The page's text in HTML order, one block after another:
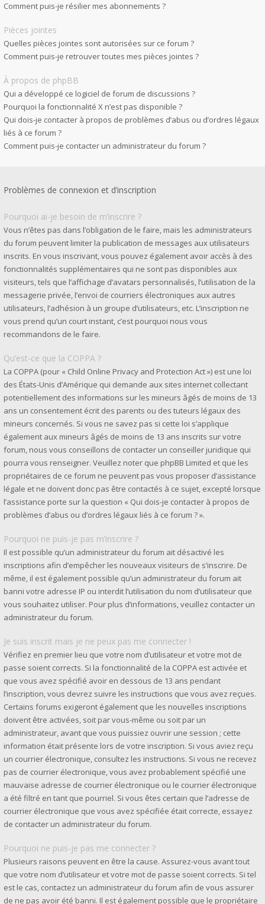
Comment puis-je résilier mes abonnements ?
Pièces jointes
Quelles pièces jointes sont autorisées sur ce forum ?
Comment puis-je retrouver toutes mes pièces jointes ?
À propos de phpBB
Qui a développé ce logiciel de forum de discussions ?
Pourquoi la fonctionnalité X n’est pas disponible ?
Qui dois-je contacter à propos de problèmes d’abus ou d’ordres légaux
liés à ce forum ?
Comment puis-je contacter un administrateur du forum ?
Problèmes de connexion et d’inscription
Pourquoi ai-je besoin de m’inscrire ?
Vous n’êtes pas dans l’obligation de le faire, mais les administrateurs
du forum peuvent limiter la publication de messages aux utilisateurs
inscrits. En vous inscrivant, vous pouvez également avoir accès à des
fonctionnalités supplémentaires qui ne sont pas disponibles aux
visiteurs, tels que l’affichage d’avatars personnalisés, l’utilisation de la
messagerie privée, l’envoi de courriers électroniques aux autres
utilisateurs, l’adhésion à un groupe d’utilisateurs, etc. L’inscription ne
vous prend qu’un court instant, c’est pourquoi nous vous
recommandons de le faire.
Qu’est-ce que la COPPA ?
La COPPA (pour « Child Online Privacy and Protection Act ») est une loi
des États-Unis d’Amérique qui demande aux sites internet collectant
potentiellement des informations sur les mineurs âgés de moins de 13
ans un consentement écrit des parents ou des tuteurs légaux des
mineurs concernés. Si vous ne savez pas si cette loi s’applique
également aux mineurs âgés de moins de 13 ans inscrits sur votre
forum, nous vous conseillons de contacter un conseiller juridique qui
pourra vous renseigner. Veuillez noter que phpBB Limited et que les
propriétaires de ce forum ne peuvent pas vous proposer d’assistance
légale et ne doivent donc pas être contactés à ce sujet, excepté lorsque
l’assistance porte sur la question « Qui dois-je contacter à propos de
problèmes d’abus ou d’ordres légaux liés à ce forum ? ».
Pourquoi ne puis-je pas m’inscrire ?
Il est possible qu’un administrateur du forum ait désactivé les
inscriptions afin d’empêcher les nouveaux visiteurs de s’inscrire. De
même, il est également possible qu’un administrateur du forum ait
banni votre adresse IP ou interdit l’utilisation du nom d’utilisateur que
vous souhaitez utiliser. Pour plus d’informations, veuillez contacter un
administrateur du forum.
Je suis inscrit mais je ne peux pas me connecter !
Vérifiez en premier lieu que votre nom d’utilisateur et votre mot de
passe soient corrects. Si la fonctionnalité de la COPPA est activée et
que vous avez spécifié avoir en dessous de 13 ans pendant
l’inscription, vous devrez suivre les instructions que vous avez reçues.
Certains forums exigeront également que les nouvelles inscriptions
doivent être activées, soit par vous-même ou soit par un
administrateur, avant que vous puissiez ouvrir une session ; cette
information était présente lors de votre inscription. Si vous aviez reçu
un courrier électronique, consultez les instructions. Si vous ne recevez
pas de courrier électronique, vous avez probablement spécifié une
mauvaise adresse de courrier électronique ou le courrier électronique
a été filtré en tant que pourriel. Si vous êtes certain que l’adresse de
courrier électronique que vous avez spécifiée était correcte, essayez
de contacter un administrateur du forum.
Pourquoi ne puis-je pas me connecter ?
Plusieurs raisons peuvent en être la cause. Assurez-vous avant tout
que votre nom d’utilisateur et votre mot de passe soient corrects. Si tel
est le cas, contactez un administrateur du forum afin de vous assurer
de ne pas avoir été banni. Il est également possible que le propriétaire